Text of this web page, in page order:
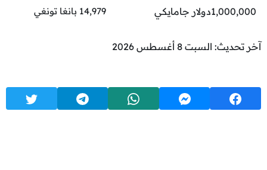
1,000,000دولار جامايكي 14,979 بانغا تونغي
آخر تحديث: السبت 8 أغسطس 2026